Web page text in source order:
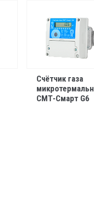
Счётчик газа
СМТ-Смарт G6